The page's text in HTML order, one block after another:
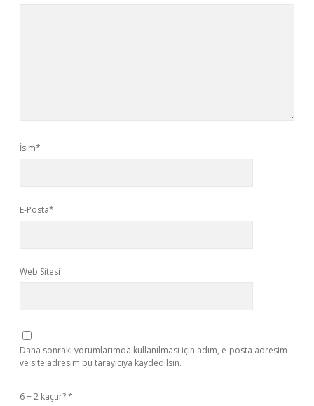
İsim*
E-Posta*
Web Sitesi
Daha sonraki yorumlarımda kullanılması için adım, e-posta adresim
ve site adresim bu tarayıcıya kaydedilsin.
6 + 2 kaçtır?*